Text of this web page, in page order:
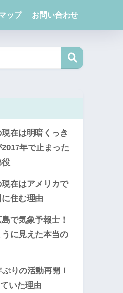
ップ お問い合わせ
在は明暗くっき
年で止まった
役
在はアメリカで
住む理由
で気象予報士！
に見えた本当の
りの活動再開！
いた理由